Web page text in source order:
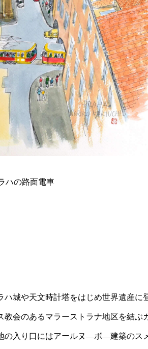
ハの路面電車
城や天文時計塔をはじめ世界遺産に
会のあるマラーストラナ地区を結ぶ
の入り口にはアールヌ―ボ―建築のス